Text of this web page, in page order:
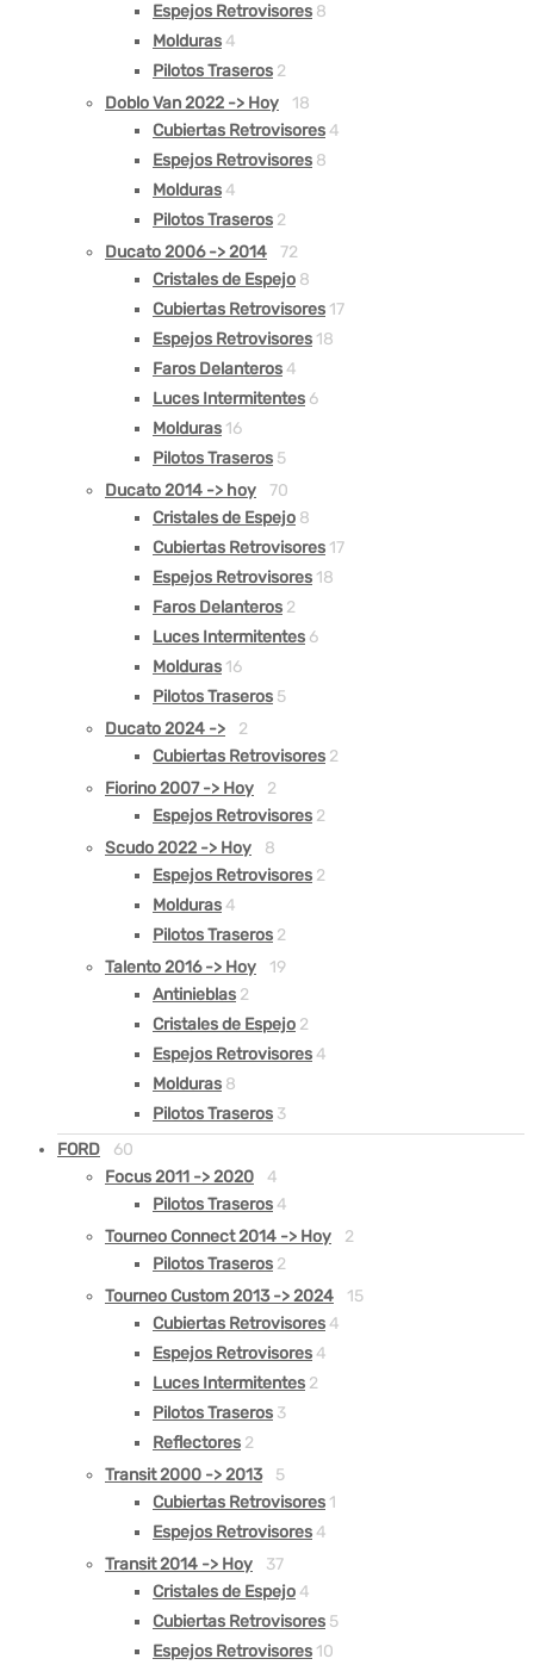
Espejos Retrovisores 8
Molduras 4
Pilotos Traseros 2
Doblo Van 2022 -> Hoy
18
Cubiertas Retrovisores 4
Espejos Retrovisores 8
Molduras 4
Pilotos Traseros 2
Ducato 2006 -> 2014
72
Cristales de Espejo 8
Cubiertas Retrovisores 17
Espejos Retrovisores 18
Faros Delanteros 4
Luces Intermitentes 6
Molduras 16
Pilotos Traseros 5
Ducato 2014 -> hoy
70
Cristales de Espejo 8
Cubiertas Retrovisores 17
Espejos Retrovisores 18
Faros Delanteros 2
Luces Intermitentes 6
Molduras 16
Pilotos Traseros 5
Ducato 2024 ->
2
Cubiertas Retrovisores 2
Fiorino 2007 -> Hoy
2
Espejos Retrovisores 2
Scudo 2022 -> Hoy
8
Espejos Retrovisores 2
Molduras 4
Pilotos Traseros 2
Talento 2016 -> Hoy
19
Antinieblas 2
Cristales de Espejo 2
Espejos Retrovisores 4
Molduras 8
Pilotos Traseros 3
FORD
60
Focus 2011 -> 2020
4
Pilotos Traseros 4
Tourneo Connect 2014 -> Hoy
2
Pilotos Traseros 2
Tourneo Custom 2013 -> 2024
15
Cubiertas Retrovisores 4
Espejos Retrovisores 4
Luces Intermitentes 2
Pilotos Traseros 3
Reflectores 2
Transit 2000 -> 2013
5
Cubiertas Retrovisores 1
Espejos Retrovisores 4
Transit 2014 -> Hoy
37
Cristales de Espejo 4
Cubiertas Retrovisores 5
Espejos Retrovisores 10